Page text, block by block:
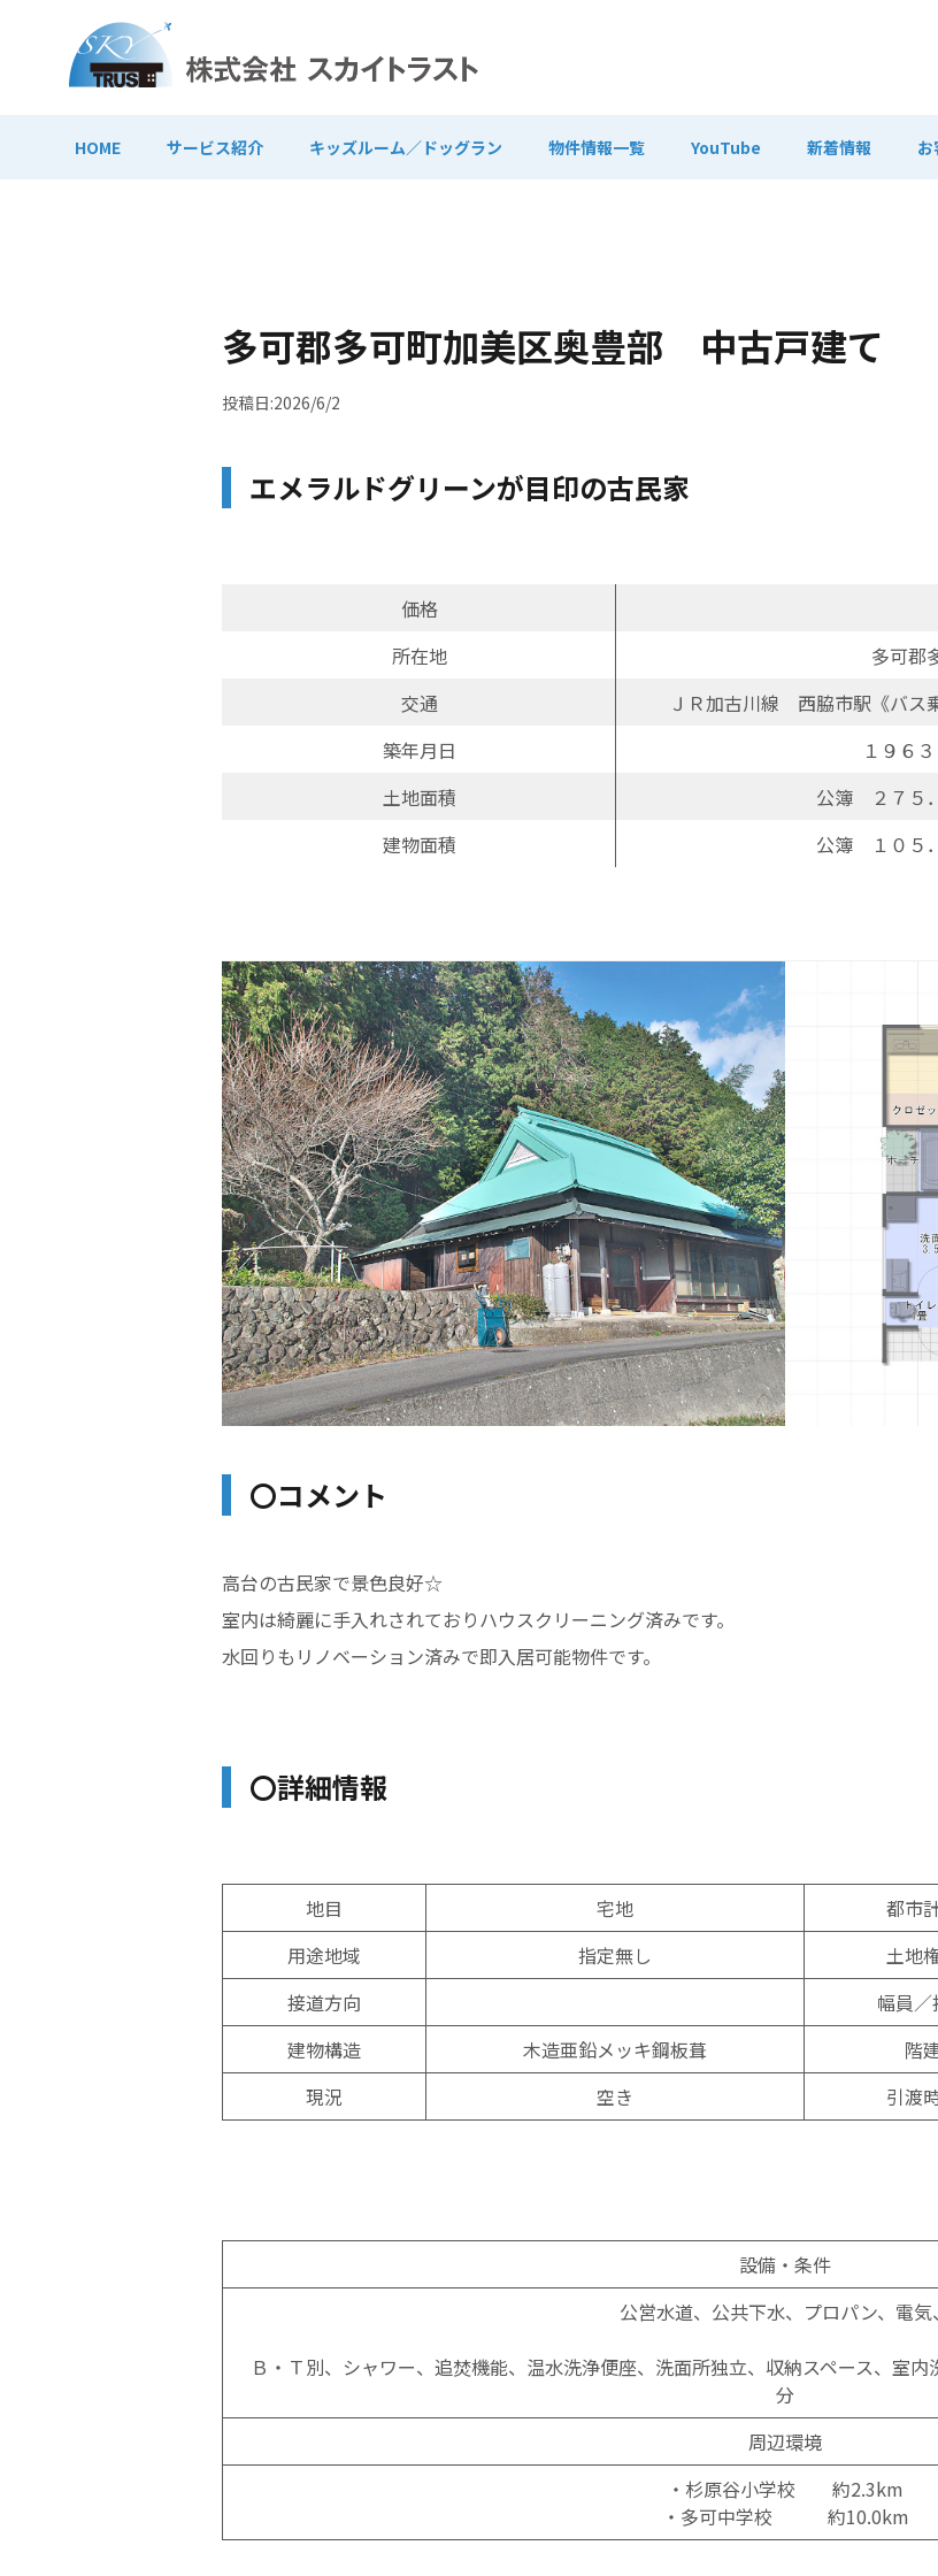
HOME サービス紹介 キッズルーム／ドッグラン 物件情報一覧 YouTube 新着情報
多可郡多可町加美区奥豊部 中古戸建て
投稿日:2026/6/2
エメラルドグリーンが目印の古民家
価格
所在地
多可郡
交通
ＪＲ加古川線 西脇市駅《バ
築年月日
１９６
土地面積
公簿 ２７５
建物面積
公簿 １０５
〇コメント
高台の古民家で景色良好☆
室内は綺麗に手入れされておりハウスクリーニング済みです。
水回りもリノベーション済みで即入居可能物件です。
〇詳細情報
地目 宅地 都市
用途地域
指定無し 土地
接道方向
幅員／
建物構造
木造亜鉛メッキ鋼板葺 階
現況
空き 引渡
設備・条件
公営水道、公共下水、プロパン、電気、
Ｂ・Ｔ別、シャワー、追焚機能、温⽔洗浄便座、洗⾯所独⽴、収納スペース、室
分
周辺環境
・杉原谷小学校 約2.3km
・多可中学校 約10.0km